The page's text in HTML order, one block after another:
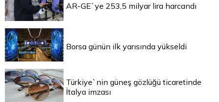
AR-GE`ye 253,5 milyar lira harcandı
Borsa günün ilk yarısında yükseldi
Türkiye`nin güneş gözlüğü ticaretinde
İtalya imzası